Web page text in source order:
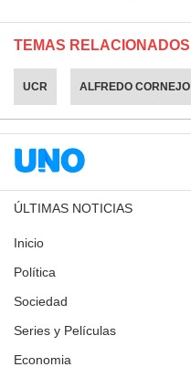
TEMAS RELACIONADOS
UCR ALFREDO CORNEJO
ÚLTIMAS NOTICIAS
Inicio
Política
Sociedad
Series y Películas
Economia